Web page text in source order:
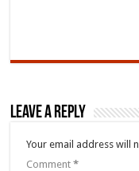
Leave a Reply
Your email address will
Comment *